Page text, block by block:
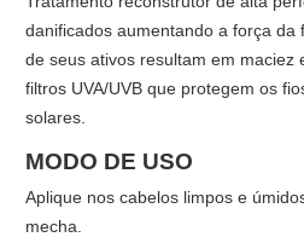
danificados aumentando a força da
de seus ativos resultam em maciez
filtros UVA/UVB que protegem os
solares.
MODO DE USO
Aplique nos cabelos limpos e
mecha.